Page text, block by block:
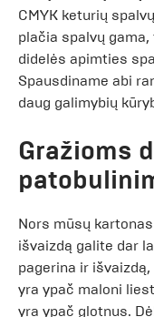
CMYK keturių
plačia spalvų
didelės apimties
Spausdiname abi
daug galimybių
Gražioms
Nors mūsų
išvaizdą galite dar
pagerina ir
yra ypač maloni
yra ypač glotnus.